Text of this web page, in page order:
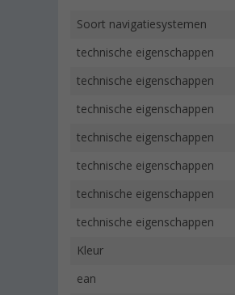
Soort navigatiesystemen
technische eigenschappen
technische eigenschappen
technische eigenschappen
technische eigenschappen
technische eigenschappen
technische eigenschappen
technische eigenschappen
Kleur
ean